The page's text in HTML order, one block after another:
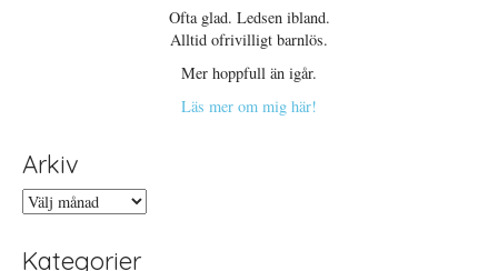
Ofta glad. Ledsen ibland.
Alltid ofrivilligt barnlös.
Mer hoppfull än igår.
Läs mer om mig här!
Arkiv
Arkiv
Kategorier